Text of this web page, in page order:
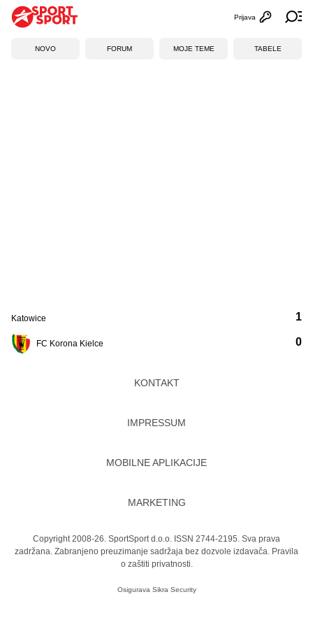
Otvori
Prijava
NOVO FORUM MOJE TEME TABELE
Katowice
FC Korona Kielce
1
0
KONTAKT
IMPRESSUM
MOBILNE APLIKACIJE
MARKETING
Copyright 2008-26. SportSport d.o.o. ISSN 2744-2195. Sva prava
zadržana. Zabranjeno preuzimanje sadržaja bez dozvole izdavača. Pravila
o zaštiti privatnosti.
Osigurava Sikra Security